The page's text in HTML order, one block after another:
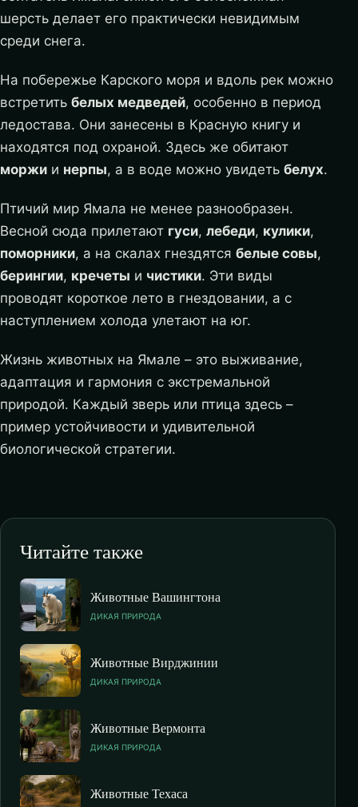
шерсть делает его практически невидимым
среди снега.
На побережье Карского моря и вдоль рек можно
встретить белых медведей, особенно в период
ледостава. Они занесены в Красную книгу и
находятся под охраной. Здесь же обитают
моржи и нерпы, а в воде можно увидеть белух.
Птичий мир Ямала не менее разнообразен.
Весной сюда прилетают гуси, лебеди, кулики,
поморники, а на скалах гнездятся белые совы,
берингии, кречеты и чистики. Эти виды
проводят короткое лето в гнездовании, а с
наступлением холода улетают на юг.
Жизнь животных на Ямале – это выживание,
адаптация и гармония с экстремальной
природой. Каждый зверь или птица здесь –
пример устойчивости и удивительной
биологической стратегии.
Читайте также
Животные Вашингтона
ДИКАЯ ПРИРОДА
Животные Вирджинии
ДИКАЯ ПРИРОДА
Животные Вермонта
ДИКАЯ ПРИРОДА
Животные Техаса